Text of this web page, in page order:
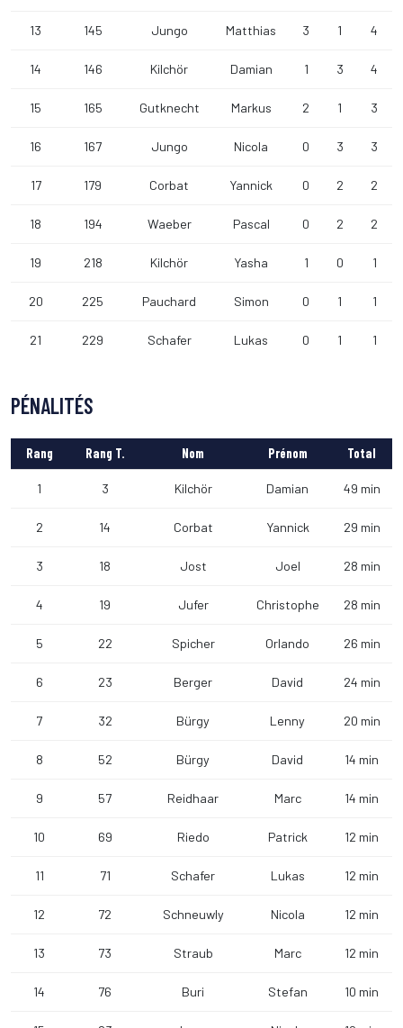
13 145 Jungo Matthias 3 1 4
14 146 Kilchör Damian 1 3 4
15 165 Gutknecht Markus 2 1 3
16 167 Jungo Nicola 0 3 3
17 179 Corbat Yannick 0 2 2
18 194 Waeber Pascal 0 2 2
19 218 Kilchör Yasha 1 0 1
20 225 Pauchard Simon 0 1 1
21 229 Schafer Lukas 0 1 1
PÉNALITÉS
Rang Rang T. Nom Prénom Total
1 3 Kilchör Damian 49 min
2 14 Corbat Yannick 29 min
3 18 Jost Joel 28 min
4 19 Jufer Christophe 28 min
5 22 Spicher Orlando 26 min
6 23 Berger David 24 min
7 32 Bürgy Lenny 20 min
8 52 Bürgy David 14 min
9 57 Reidhaar Marc 14 min
10 69 Riedo Patrick 12 min
11 71 Schafer Lukas 12 min
12 72 Schneuwly Nicola 12 min
13 73 Straub Marc 12 min
14 76 Buri Stefan 10 min